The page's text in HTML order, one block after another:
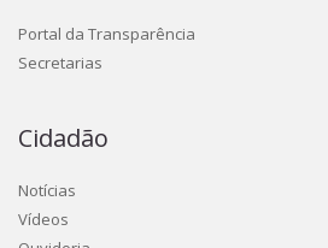
Portal da Transparência
Secretarias
Cidadão
Notícias
Vídeos